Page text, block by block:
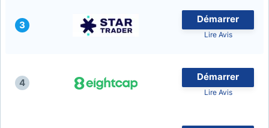
3
Démarrer
Lire Avis
4
Démarrer
Lire Avis